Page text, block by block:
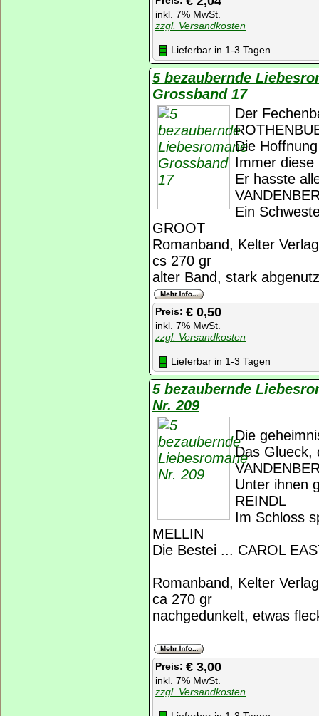
inkl. 7% MwSt.
zzgl. Versandkosten
Lieferbar in 1-3 Tagen
5 bezaubernde
Grossband 17
Der
Die
Immer diese
Er hasste
Ein
GROOT
Romanband, Kelter Verlag
cs 270 gr
alter Band, stark
Preis: € 0,50
inkl. 7% MwSt.
zzgl. Versandkosten
Lieferbar in 1-3 Tagen
5 bezaubernde
Nr. 209
Die
Das Glueck,
Unter ihnen
REINDL
Im Schloss
MELLIN
Die Bestei ... CAROL
Romanband, Kelter Verlag
ca 270 gr
nachgedunkelt, etwas
Preis: € 3,00
inkl. 7% MwSt.
zzgl. Versandkosten